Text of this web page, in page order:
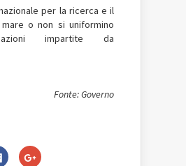
per la ricerca e il
o non si uniformino
impartite da
Fonte: Governo
Fai
clic
Fai
clic